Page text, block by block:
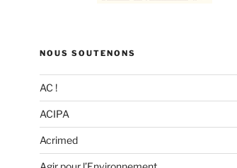
NOUS SOUTENONS
AC !
ACIPA
Acrimed